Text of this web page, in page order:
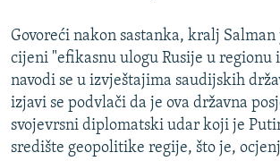
Govoreći nakon sastanka, kralj
cijeni "efikasnu ulogu Rusije u regionu
navodi se u izvještajima saudijskih
izjavi se podvlači da je ova državna
svojevrsni diplomatski udar koji je
središte geopolitike regije, što je,